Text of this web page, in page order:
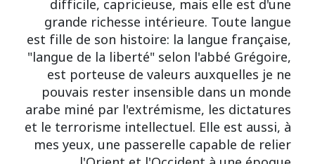
grande richesse intérieure. Toute langue
est fille de son histoire: la langue française,
"langue de la liberté" selon l'abbé Grégoire,
est porteuse de valeurs auxquelles je ne
pouvais rester insensible dans un monde
arabe miné par l'extrémisme, les dictatures
et le terrorisme intellectuel. Elle est aussi, à
mes yeux, une passerelle capable de relier